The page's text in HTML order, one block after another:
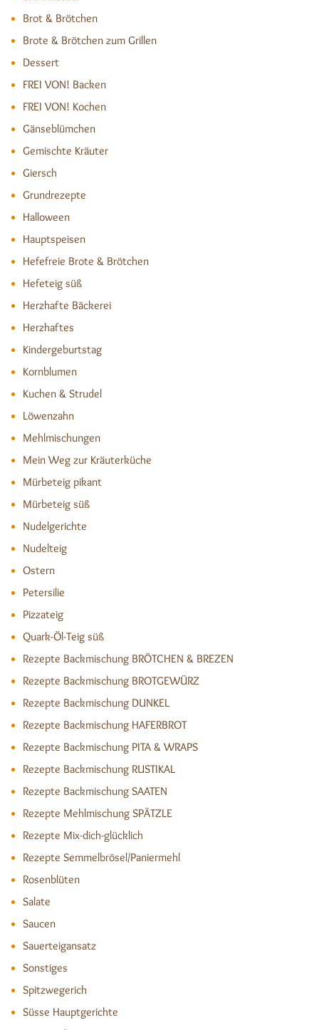
Brot & Brötchen
Brote & Brötchen zum Grillen
Dessert
FREI VON! Backen
FREI VON! Kochen
Gänseblümchen
Gemischte Kräuter
Giersch
Grundrezepte
Halloween
Hauptspeisen
Hefefreie Brote & Brötchen
Hefeteig süß
Herzhafte Bäckerei
Herzhaftes
Kindergeburtstag
Kornblumen
Kuchen & Strudel
Löwenzahn
Mehlmischungen
Mein Weg zur Kräuterküche
Mürbeteig pikant
Mürbeteig süß
Nudelgerichte
Nudelteig
Ostern
Petersilie
Pizzateig
Quark-Öl-Teig süß
Rezepte Backmischung BRÖTCHEN & BREZEN
Rezepte Backmischung BROTGEWÜRZ
Rezepte Backmischung DUNKEL
Rezepte Backmischung HAFERBROT
Rezepte Backmischung PITA & WRAPS
Rezepte Backmischung RUSTIKAL
Rezepte Backmischung SAATEN
Rezepte Mehlmischung SPÄTZLE
Rezepte Mix-dich-glücklich
Rezepte Semmelbrösel/Paniermehl
Rosenblüten
Salate
Saucen
Sauerteigansatz
Sonstiges
Spitzwegerich
Süsse Hauptgerichte